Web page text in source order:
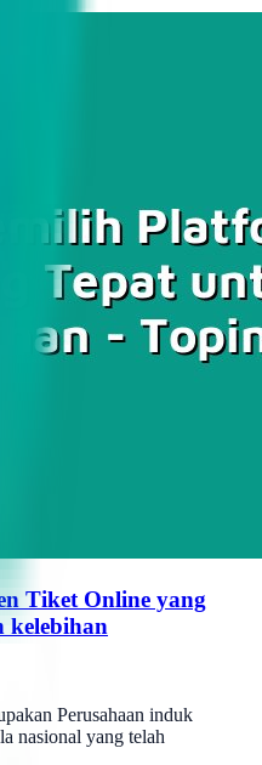
Tiket Online yang
kelebihan
Perusahaan induk
nasional yang telah